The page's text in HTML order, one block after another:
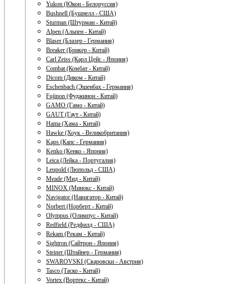
Yukon (Юкон - Белоруссия)
Bushnell (Бушнелл - США)
Sturman (Штурман - Китай)
Alpen (Альпен - Китай)
Blaser (Блазер - Германия)
Breaker (Брикер - Китай)
Carl Zeiss (Карл Цейс - Япония)
Combat (Комбат - Китай)
Dicom (Диком - Китай)
Eschenbach (Эшенбах - Германия)
Fujinon (Фуджинон - Китай)
GAMO (Гамо - Китай)
GAUT (Гаут - Китай)
Hama (Хама - Китай)
Hawke (Хоук - Великобритания)
Kaps (Капс - Германия)
Kenko (Кенко - Япония)
Leica (Лейка - Португалия)
Leupold (Люпольд - США)
Meade (Мид - Китай)
MINOX (Минокс - Китай)
Navigator (Навигатор - Китай)
Norbert (Норберт - Китай)
Olympus (Олимпус - Китай)
Redfield (Редфилд - США)
Rekam (Рекам - Китай)
Sightron (Сайтрон - Япония)
Steiner (Штайнер - Германия)
SWAROVSKI (Сваровски - Австрия)
Tasco (Таско - Китай)
Vortex (Вортекс - Китай)